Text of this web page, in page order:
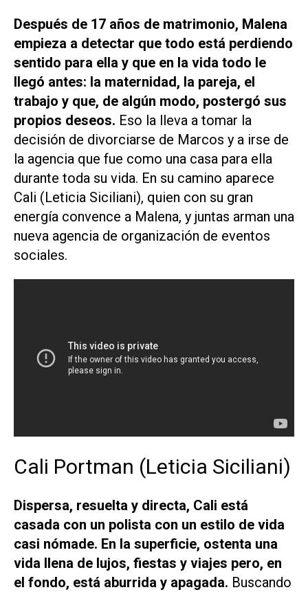
Después de 17 años de matrimonio, Malena
empieza a detectar que todo está perdiendo
sentido para ella y que en la vida todo le
llegó antes: la maternidad, la pareja, el
trabajo y que, de algún modo, postergó sus
propios deseos. Eso la lleva a tomar la
decisión de divorciarse de Marcos y a irse de
la agencia que fue como una casa para ella
durante toda su vida. En su camino aparece
Cali (Leticia Siciliani), quien con su gran
energía convence a Malena, y juntas arman una
nueva agencia de organización de eventos
sociales.
Cali Portman (Leticia Siciliani)
Dispersa, resuelta y directa, Cali está
casada con un polista con un estilo de vida
casi nómade. En la superficie, ostenta una
vida llena de lujos, fiestas y viajes pero, en
el fondo, está aburrida y apagada. Buscando